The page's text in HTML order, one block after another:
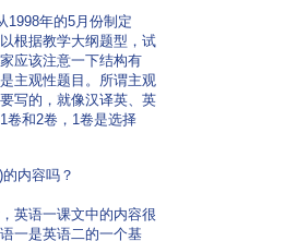
年的5月份制定
根据教学大纲题型，试
应该注意一下结构有
主观性题目。所谓主观
写的，就像汉译英、英
卷和2卷，1卷是选择
内容吗？
语一课文中的内容很
一是英语二的一个基